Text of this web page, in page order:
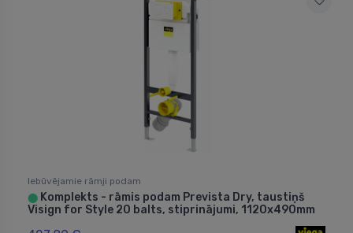
Iebūvējamie rāmji podam
⬤ Komplekts - rāmis podam Prevista Dry, taustiņš
Visign for Style 20 balts, stiprinājumi, 1120x490mm